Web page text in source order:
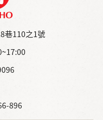
巷110之1號
896